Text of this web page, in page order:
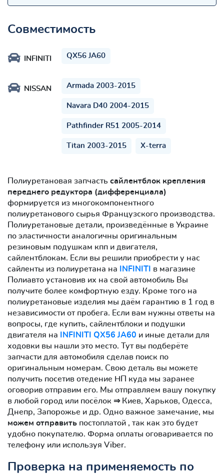
Совместимость
INFINITI QX56 JA60
NISSAN Armada 2003-2015
Navara D40 2004-2015
Pathfinder R51 2005-2014
Titan 2003-2015 X-terra
Полиуретановая запчасть сайлентблок крепления
переднего редуктора (дифференциала)
формируется из многокомпонентного
полиуретанового сырья Французского производства.
Полиуретановые детали, произведённые в Украине
по эластичности аналогичны оригинальным
резиновым подушкам кпп и двигателя,
сайлентблокам. Если вы решили приобрести у нас
сайленты из полиуретана на
INFINITI
в магазине
Полиавто установив их на свой автомобиль Вы
получите более комфортную езду. Кроме того на
полиуретановые изделия мы даём гарантию в 1 год в
независимости от пробега. Если вам нужны ответы на
вопросы, где купить, сайлентблоки и подушки
двигателя на
INFINITI QX56 JA60 и иные детали для
ходовки вы нашли это место. Тут вы подберёте
запчасти для автомобиля сделав поиск по
оригинальным номерам. Свою деталь вы можете
получить посетив отедение НП куда мы заранее
оговорив отправим его. Мы отправляем вашу покупку
в любой город или посёлок ⇒ Киев, Харьков, Одесса,
Днепр, Запорожье и др. Одно важное замечание, мы
можем отправить постоплатой , так как это будет
удобно покупателю. Форма оплаты оговаривается по
телефону или используя Viber.
Проверка на применяемость по